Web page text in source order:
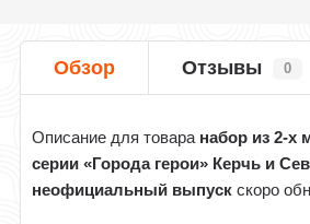
Обзор Отзывы 0
Описание для товара набор из 2-х
серии «Города герои» Керчь и
неофициальный выпуск скоро